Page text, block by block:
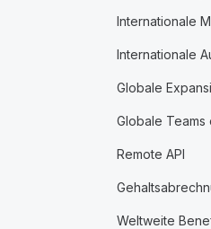
Internationale
Internationale
Globale
Globale
Remote API
Weltweite